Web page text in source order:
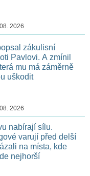
2026
zákulisní
Pavlovi. A zmínil
mu má záměrně
uškodit
2026
nabírají sílu.
varují před delší
na místa, kde
situace bude nejhorší